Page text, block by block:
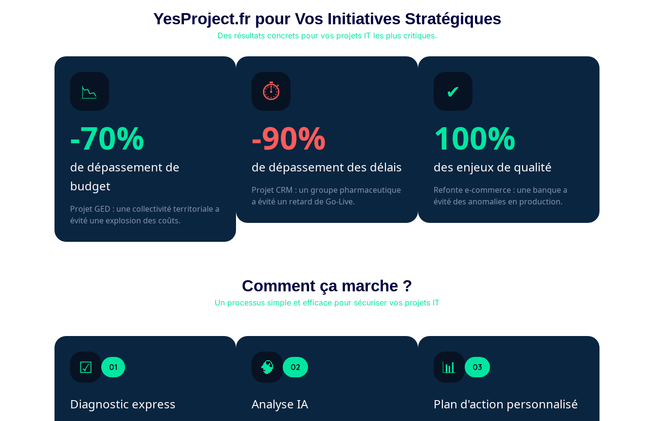
YesProject.fr pour Vos Initiatives Stratégiques
Des résultats concrets pour vos projets IT les plus critiques.
📉
-70%
de dépassement de
budget
Projet GED : une collectivité territoriale a
évité une explosion des coûts.
⏱
-90%
de dépassement des délais
Projet CRM : un groupe pharmaceutique
a évité un retard de Go‑Live.
✔
100%
des enjeux de qualité
Refonte e‑commerce : une banque a
évité des anomalies en production.
Comment ça marche ?
Un processus simple et efficace pour sécuriser vos projets IT
☑ 01
Diagnostic express
🧠 02
Analyse IA
📊 03
Plan d'action personnalisé